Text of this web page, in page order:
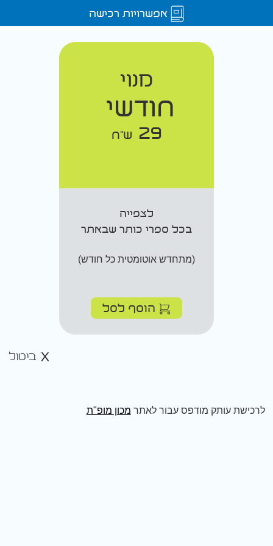
אפשרויות רכישה
מנוי
חודשי
29 ש"ח
לצפייה
בכל ספרי כותר שבאתר
(מתחדש אוטומטית כל חודש)
הוסף לסל
ביטול
לרכישת עותק מודפס עבור לאתר מכון מופ"ת